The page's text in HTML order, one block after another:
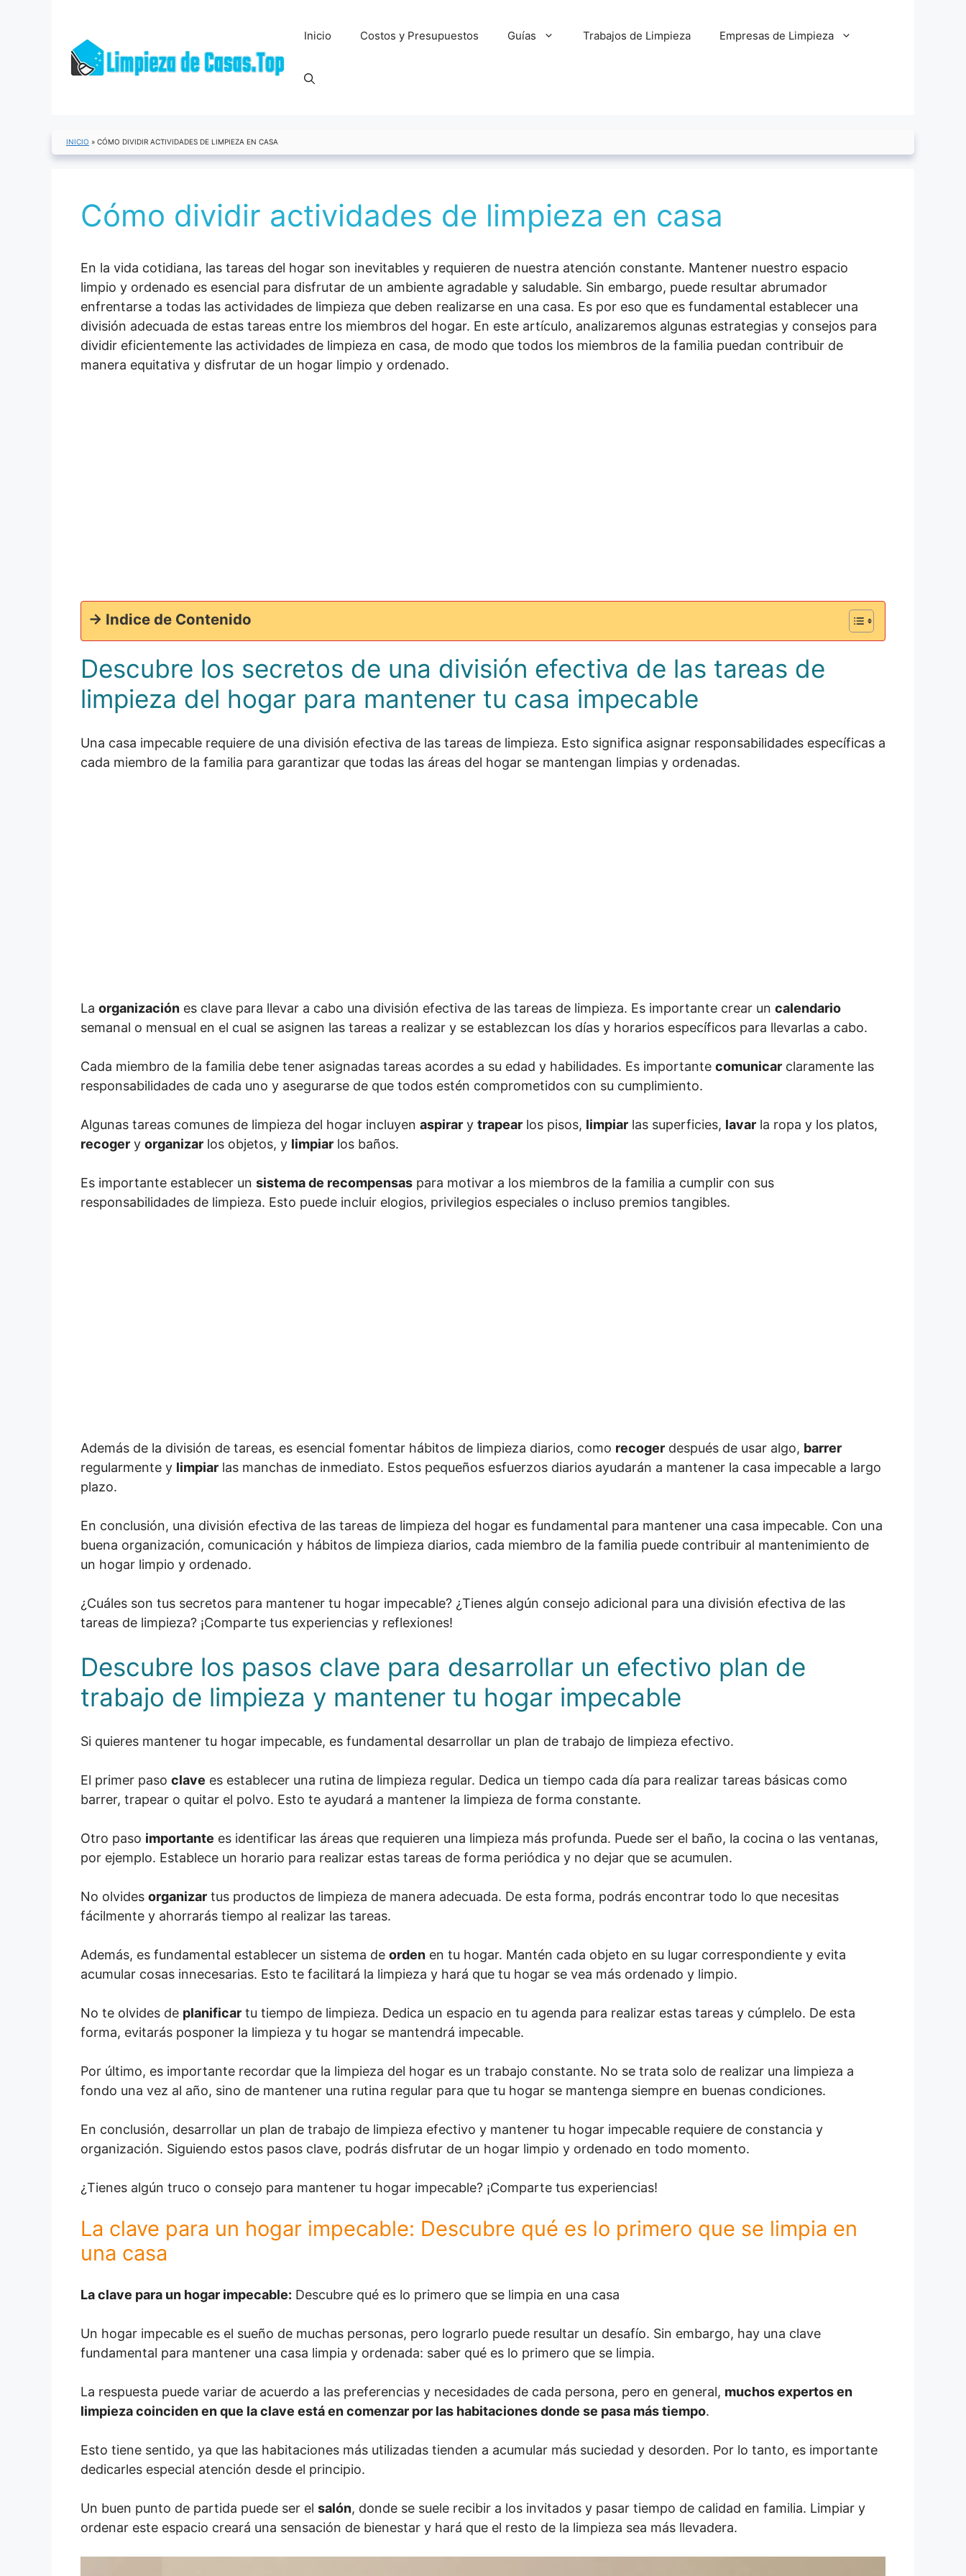
Inicio Costos y Presupuestos Guías Trabajos de Limpieza Empresas de Limpieza
INICIO » CÓMO DIVIDIR ACTIVIDADES DE LIMPIEZA EN CASA
Cómo dividir actividades de limpieza en casa
En la vida cotidiana, las tareas del hogar son inevitables y requieren de nuestra atención constante. Mantener nuestro espacio
limpio y ordenado es esencial para disfrutar de un ambiente agradable y saludable. Sin embargo, puede resultar abrumador
enfrentarse a todas las actividades de limpieza que deben realizarse en una casa. Es por eso que es fundamental establecer una
división adecuada de estas tareas entre los miembros del hogar. En este artículo, analizaremos algunas estrategias y consejos para
dividir eficientemente las actividades de limpieza en casa, de modo que todos los miembros de la familia puedan contribuir de
manera equitativa y disfrutar de un hogar limpio y ordenado.
-> Indice de Contenido
Descubre los secretos de una división efectiva de las tareas de
limpieza del hogar para mantener tu casa impecable
Una casa impecable requiere de una división efectiva de las tareas de limpieza. Esto significa asignar responsabilidades específicas a
cada miembro de la familia para garantizar que todas las áreas del hogar se mantengan limpias y ordenadas.
La organización es clave para llevar a cabo una división efectiva de las tareas de limpieza. Es importante crear un calendario
semanal o mensual en el cual se asignen las tareas a realizar y se establezcan los días y horarios específicos para llevarlas a cabo.
Cada miembro de la familia debe tener asignadas tareas acordes a su edad y habilidades. Es importante comunicar claramente las
responsabilidades de cada uno y asegurarse de que todos estén comprometidos con su cumplimiento.
Algunas tareas comunes de limpieza del hogar incluyen aspirar y trapear los pisos, limpiar las superficies, lavar la ropa y los platos,
recoger y organizar los objetos, y limpiar los baños.
Es importante establecer un sistema de recompensas para motivar a los miembros de la familia a cumplir con sus
responsabilidades de limpieza. Esto puede incluir elogios, privilegios especiales o incluso premios tangibles.
Además de la división de tareas, es esencial fomentar hábitos de limpieza diarios, como recoger después de usar algo, barrer
regularmente y limpiar las manchas de inmediato. Estos pequeños esfuerzos diarios ayudarán a mantener la casa impecable a largo
plazo.
En conclusión, una división efectiva de las tareas de limpieza del hogar es fundamental para mantener una casa impecable. Con una
buena organización, comunicación y hábitos de limpieza diarios, cada miembro de la familia puede contribuir al mantenimiento de
un hogar limpio y ordenado.
¿Cuáles son tus secretos para mantener tu hogar impecable? ¿Tienes algún consejo adicional para una división efectiva de las
tareas de limpieza? ¡Comparte tus experiencias y reflexiones!
Descubre los pasos clave para desarrollar un efectivo plan de
trabajo de limpieza y mantener tu hogar impecable
Si quieres mantener tu hogar impecable, es fundamental desarrollar un plan de trabajo de limpieza efectivo.
El primer paso clave es establecer una rutina de limpieza regular. Dedica un tiempo cada día para realizar tareas básicas como
barrer, trapear o quitar el polvo. Esto te ayudará a mantener la limpieza de forma constante.
Otro paso importante es identificar las áreas que requieren una limpieza más profunda. Puede ser el baño, la cocina o las ventanas,
por ejemplo. Establece un horario para realizar estas tareas de forma periódica y no dejar que se acumulen.
No olvides organizar tus productos de limpieza de manera adecuada. De esta forma, podrás encontrar todo lo que necesitas
fácilmente y ahorrarás tiempo al realizar las tareas.
Además, es fundamental establecer un sistema de orden en tu hogar. Mantén cada objeto en su lugar correspondiente y evita
acumular cosas innecesarias. Esto te facilitará la limpieza y hará que tu hogar se vea más ordenado y limpio.
No te olvides de planificar tu tiempo de limpieza. Dedica un espacio en tu agenda para realizar estas tareas y cúmplelo. De esta
forma, evitarás posponer la limpieza y tu hogar se mantendrá impecable.
Por último, es importante recordar que la limpieza del hogar es un trabajo constante. No se trata solo de realizar una limpieza a
fondo una vez al año, sino de mantener una rutina regular para que tu hogar se mantenga siempre en buenas condiciones.
En conclusión, desarrollar un plan de trabajo de limpieza efectivo y mantener tu hogar impecable requiere de constancia y
organización. Siguiendo estos pasos clave, podrás disfrutar de un hogar limpio y ordenado en todo momento.
¿Tienes algún truco o consejo para mantener tu hogar impecable? ¡Comparte tus experiencias!
La clave para un hogar impecable: Descubre qué es lo primero que se limpia en
una casa
La clave para un hogar impecable: Descubre qué es lo primero que se limpia en una casa
Un hogar impecable es el sueño de muchas personas, pero lograrlo puede resultar un desafío. Sin embargo, hay una clave
fundamental para mantener una casa limpia y ordenada: saber qué es lo primero que se limpia.
La respuesta puede variar de acuerdo a las preferencias y necesidades de cada persona, pero en general, muchos expertos en
limpieza coinciden en que la clave está en comenzar por las habitaciones donde se pasa más tiempo.
Esto tiene sentido, ya que las habitaciones más utilizadas tienden a acumular más suciedad y desorden. Por lo tanto, es importante
dedicarles especial atención desde el principio.
Un buen punto de partida puede ser el salón, donde se suele recibir a los invitados y pasar tiempo de calidad en familia. Limpiar y
ordenar este espacio creará una sensación de bienestar y hará que el resto de la limpieza sea más llevadera.